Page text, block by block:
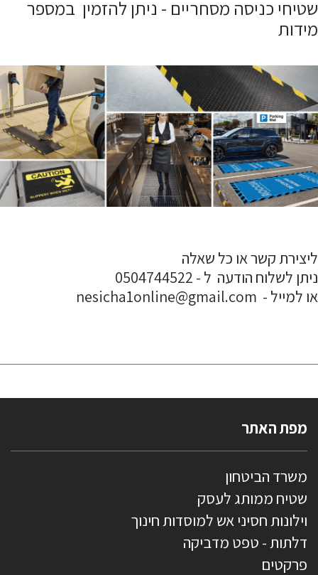
שטיחי כניסה מסחריים - ניתן להזמין במספר
מידות
ליצירת קשר או כל שאלה
ניתן לשלוח הודעה ל - 0504744522
או למייל - nesicha1online@gmail.com
מפת האתר
משרד הביטחון
שטיח ממותג לעסק
וילונות חסיני אש למוסדות חינוך
דלתות - טפט מדביקה
פרקטים